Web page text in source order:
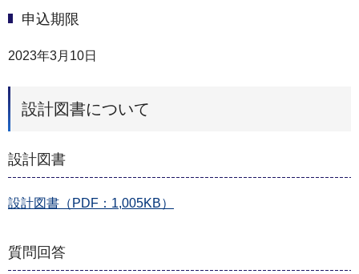
申込期限
2023年3月10日
設計図書について
設計図書
設計図書（PDF：1,005KB）
質問回答